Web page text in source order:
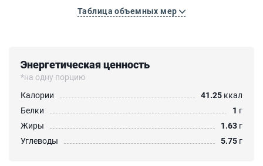
Таблица объемных мер
Энергетическая ценность
*на одну порцию
Калории
41.25 ккал
Белки
1 г
Жиры
1.63 г
Углеводы
5.75 г